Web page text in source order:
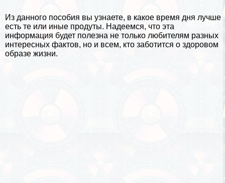
Из данного пособия вы узнаете, в какое время дня лучше
есть те или иные продуты. Надеемся, что эта
информация будет полезна не только любителям разных
интересных фактов, но и всем, кто заботится о здоровом
образе жизни.